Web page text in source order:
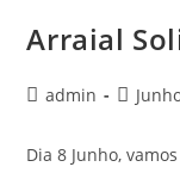
Arraial
admin
Dia 8 Junho,